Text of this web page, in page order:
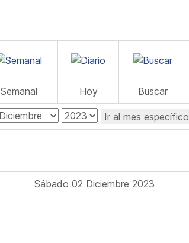
Semanal Hoy Buscar
Ir al mes específico
Sábado 02 Diciembre 2023